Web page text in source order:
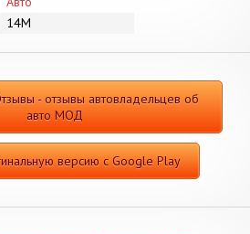
14M
- отзывы автовладельцев об
авто МОД
версию с Google Play